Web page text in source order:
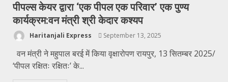
पीपल्स केयर द्वारा ‘एक पीपल एक परिवार’ एक पुण्य
कार्यक्रम:वन मंत्री श्री केदार कश्यप
Haritanjali Express September 13, 2025
वन मंत्री ने महुपाल बरई में किया वृक्षारोपण रायपुर, 13 सितम्बर 2025/
‘पीपल रक्षितः रक्षितः’ के...